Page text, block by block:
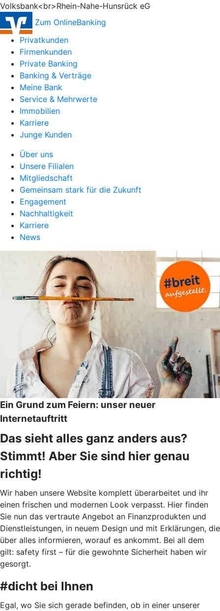
Volksbank<br>Rhein-Nahe-Hunsrück eG
Zum OnlineBanking
Privatkunden
Firmenkunden
Private Banking
Banking & Verträge
Meine Bank
Service & Mehrwerte
Immobilien
Karriere
Junge Kunden
Über uns
Unsere Filialen
Mitgliedschaft
Gemeinsam stark für die Zukunft
Engagement
Nachhaltigkeit
Karriere
News
Ein Grund zum Feiern: unser neuer
Internetauftritt
Das sieht alles ganz anders aus?
Stimmt! Aber Sie sind hier genau
richtig!
Wir haben unsere Website komplett überarbeitet und ihr
einen frischen und modernen Look verpasst. Hier finden
Sie nun das vertraute Angebot an Finanzprodukten und
Dienstleistungen, in neuem Design und mit Erklärungen, die
über alles informieren, worauf es ankommt. Bei all dem
gilt: safety first – für die gewohnte Sicherheit haben wir
gesorgt.
#dicht bei Ihnen
Egal, wo Sie sich gerade befinden, ob in einer unserer